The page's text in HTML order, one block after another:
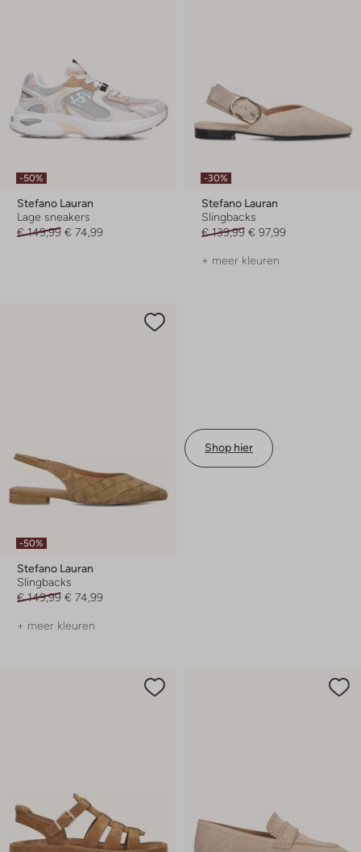
-50%
Stefano Lauran
Lage sneakers
€ 149,99 € 74,99
-30%
Stefano Lauran
Slingbacks
€ 139,99 € 97,99
+ meer kleuren
-50%
Stefano Lauran
Slingbacks
€ 149,99 € 74,99
+ meer kleuren
Shop hier